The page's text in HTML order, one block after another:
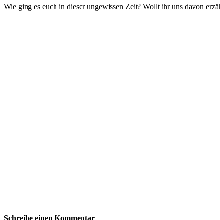
Wie ging es euch in dieser ungewissen Zeit? Wollt ihr uns davon
Schreibe einen Kommentar